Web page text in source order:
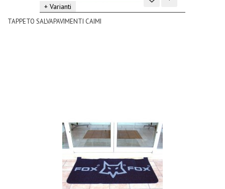
Aggiungi
+ Varianti
TAPPETO SALVAPAVIMENTI CAIMI